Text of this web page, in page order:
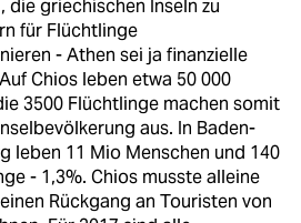
die griechischen Inseln zu
für Flüchtlinge
- Athen sei ja finanzielle
Chios leben etwa 50 000
3500 Flüchtlinge machen somit
aus. In Baden-
leben 11 Mio Menschen und 140
- 1,3%. Chios musste alleine
Rückgang an Touristen von